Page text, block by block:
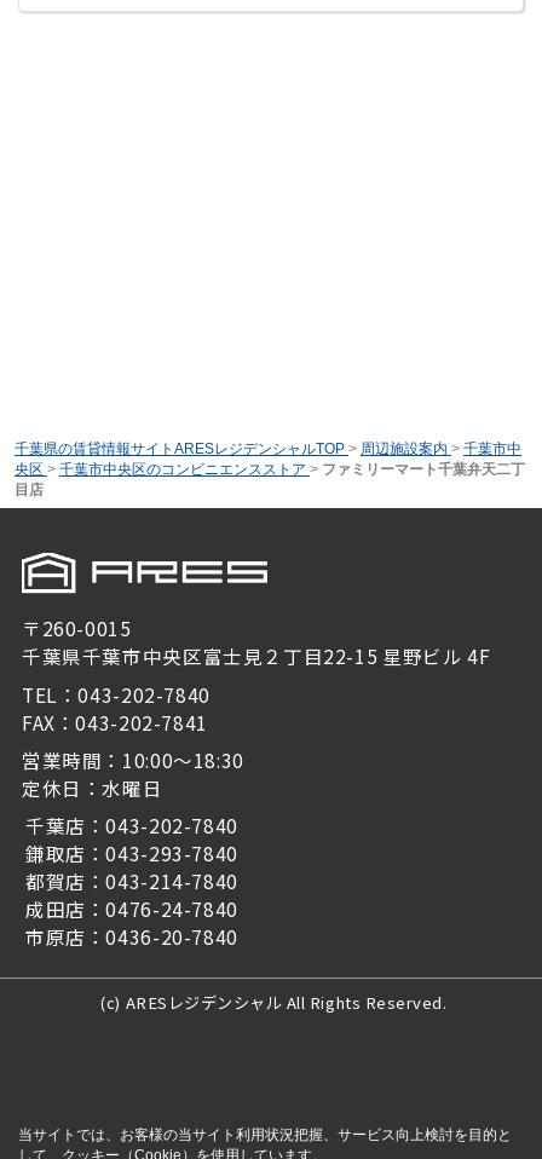
千葉県の賃貸情報サイトARESレジデンシャルTOP > 周辺施設案内 > 千葉市中
央区 > 千葉市中央区のコンビニエンスストア > ファミリーマート千葉弁天二丁
目店
〒260-0015
千葉県千葉市中央区富士見２丁目22-15 星野ビル 4F
TEL：043-202-7840
FAX：043-202-7841
営業時間：10:00～18:30
定休日：水曜日
千葉店：043-202-7840
鎌取店：043-293-7840
都賀店：043-214-7840
成田店：0476-24-7840
市原店：0436-20-7840
(c) ARESレジデンシャル All Rights Reserved.
当サイトでは、お客様の当サイト利用状況把握、サービス向上検討を目的と
して、クッキー（Cookie）を使用しています。